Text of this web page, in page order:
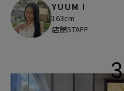
YUUM I
163cm
店舗STAFF
3